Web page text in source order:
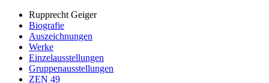
Rupprecht Geiger
Biografie
Auszeichnungen
Werke
Einzelausstellungen
Gruppenausstellungen
ZEN 49